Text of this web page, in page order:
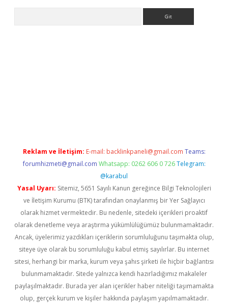
Reklam ve İletişim: E-mail: backlinkpaneli@gmail.com Teams:
forumhizmeti@gmail.com Whatsapp: 0262 606 0 726 Telegram:
@karabul
Yasal Uyarı: Sitemiz, 5651 Sayılı Kanun gereğince Bilgi Teknolojileri
ve İletişim Kurumu (BTK) tarafından onaylanmış bir Yer Sağlayıcı
olarak hizmet vermektedir. Bu nedenle, sitedeki içerikleri proaktif
olarak denetleme veya araştırma yükümlülüğümüz bulunmamaktadır.
Ancak, üyelerimiz yazdıkları içeriklerin sorumluluğunu taşımakta olup,
siteye üye olarak bu sorumluluğu kabul etmiş sayılırlar. Bu internet
sitesi, herhangi bir marka, kurum veya şahıs şirketi ile hiçbir bağlantısı
bulunmamaktadır. Sitede yalnızca kendi hazırladığımız makaleler
paylaşılmaktadır. Burada yer alan içerikler haber niteliği taşımamakta
olup, gerçek kurum ve kişiler hakkında paylaşım yapılmamaktadır.